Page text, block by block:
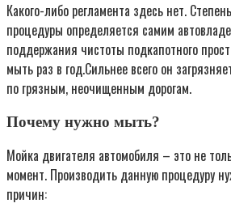
Какого-либо регламента здесь нет.
процедуры определяется самим
поддержания чистоты подкапотного
мыть раз в год.Сильнее всего он
по грязным, неочищенным дорогам.
Почему нужно мыть?
Мойка двигателя автомобиля – это не
момент. Производить данную процедуру
причин: